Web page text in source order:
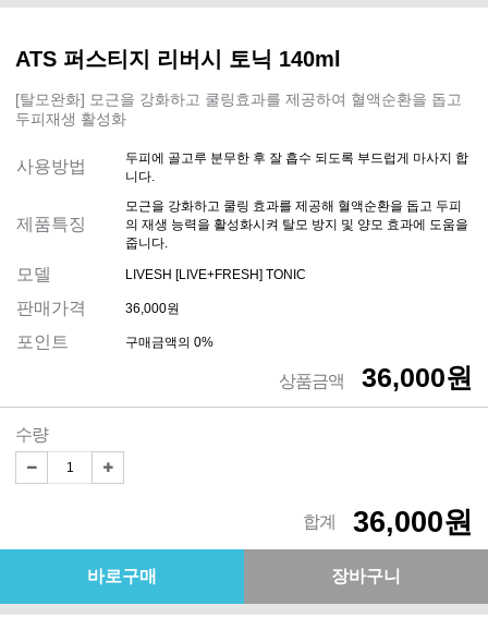
ATS 퍼스티지 리버시 토닉 140ml
[탈모완화] 모근을 강화하고 쿨링효과를 제공하여 혈액순환을 돕고
두피재생 활성화
사용방법
두피에 골고루 분무한 후 잘 흡수 되도록 부드럽게 마사지 합
니다.
제품특징
모근을 강화하고 쿨링 효과를 제공해 혈액순환을 돕고 두피
의 재생 능력을 활성화시켜 탈모 방지 및 양모 효과에 도움을
줍니다.
모델 LIVESH [LIVE+FRESH] TONIC
판매가격 36,000원
포인트 구매금액의 0%
상품금액 36,000원
수량
36,000원
합계